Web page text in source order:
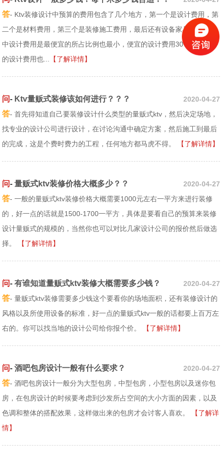
答- Ktv装修设计中预算的费用包含了几个地方，第一个是设计费用，第
二个是材料费用，第三个是装修施工费用，最后还有设备家具费用，其
中设计费用是最便宜的所占比例也最小，便宜的设计费用30一平方，好
的设计费用也...
【了解详情】
问- Ktv量贩式装修该如何进行？？？ 2020-04-27
答- 首先得知道自己要装修设计什么类型的量贩式ktv，然后决定场地，
找专业的设计公司进行设计，在讨论沟通中确定方案，然后施工到最后
的完成，这是个费时费力的工程，任何地方都马虎不得。
【了解详情】
问-量贩式ktv装修价格大概多少？？ 2020-04-27
答- 一般的量贩式ktv装修价格大概需要1000元左右一平方来进行装修
的，好一点的话就是1500-1700一平方，具体是要看自己的预算来装修
设计量贩式的规模的，当然你也可以对比几家设计公司的报价然后做选
择。
【了解详情】
问-有谁知道量贩式ktv装修大概需要多少钱？ 2020-04-27
答- 量贩式ktv装修需要多少钱这个要看你的场地面积，还有装修设计的
风格以及所使用设备的标准，好一点的量贩式ktv一般的话都要上百万左
右的。你可以找当地的设计公司给你报个价。
【了解详情】
问-酒吧包房设计一般有什么要求？ 2020-04-27
答- 酒吧包房设计一般分为大型包房，中型包房，小型包房以及迷你包
房，在包房设计的时候要考虑到沙发所占空间的大小方面的因素，以及
色调和整体的搭配效果，这样做出来的包房才会讨客人喜欢。
【了解详
情】